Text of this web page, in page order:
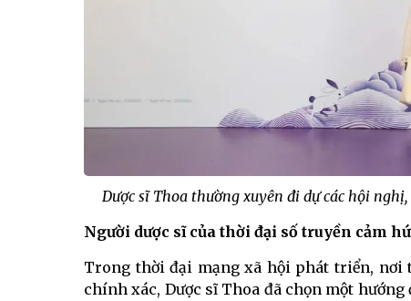
Dược sĩ Thoa thường xuyên đi dự các hội
Người dược sĩ của thời đại số truyền cảm
Trong thời đại mạng xã hội phát triển,
chính xác, Dược sĩ Thoa đã chọn một